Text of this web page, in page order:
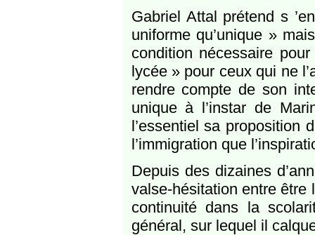
Gabriel Attal prétend s
uniforme qu’unique »
condition nécessaire
lycée » pour ceux qui ne
rendre compte de son
unique à l’instar de
l’essentiel sa proposition
l’immigration que
Depuis des dizaines
valse-hésitation entre être
continuité dans la
général, sur lequel il